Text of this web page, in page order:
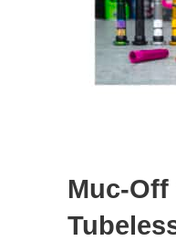
Muc-Off